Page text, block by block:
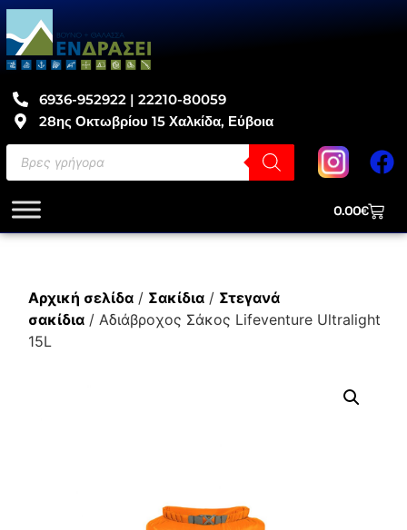
6936-952922 | 22210-80059
28ης Οκτωβρίου 15 Χαλκίδα, Εύβοια
0.00€
Αρχική σελίδα/ Σακίδια/ Στεγανά
σακίδια/ Αδιάβροχος Σάκος Lifeventure Ultralight
15L